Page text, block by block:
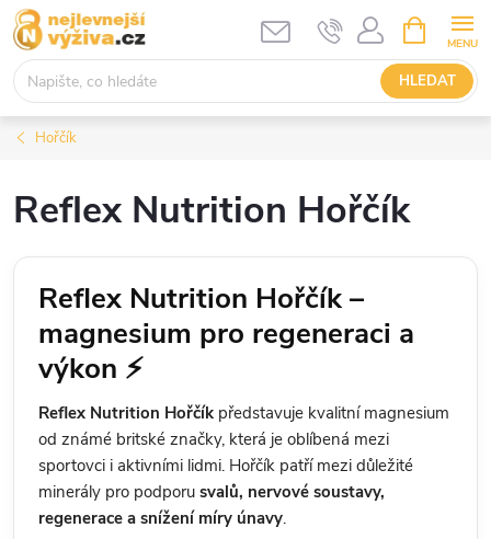
Přejít
na
obsah
HLEDAT
NÁKUPNÍ
KOŠÍK
Hořčík
Reflex Nutrition Hořčík
Reflex Nutrition Hořčík –
magnesium pro regeneraci a
výkon ⚡
Reflex Nutrition Hořčík představuje kvalitní magnesium
od známé britské značky, která je oblíbená mezi
sportovci i aktivními lidmi. Hořčík patří mezi důležité
minerály pro podporu svalů, nervové soustavy,
regenerace a snížení míry únavy.